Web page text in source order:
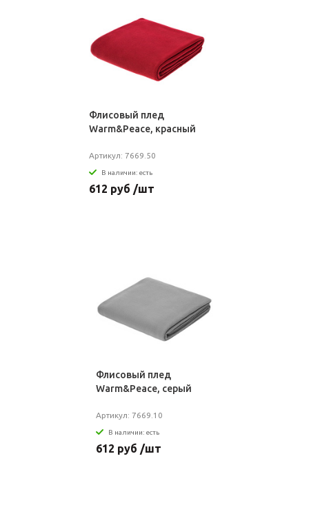
Флисовый плед
Warm&Peace, красный
Артикул: 7669.50
В наличии: есть
612 руб /шт
Флисовый плед
Warm&Peace, серый
Артикул: 7669.10
В наличии: есть
612 руб /шт